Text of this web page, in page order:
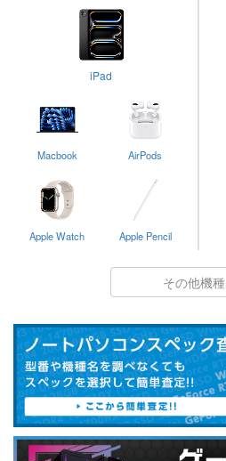
iPad
Macbook AirPods
Apple Watch Apple Pencil
その他機種